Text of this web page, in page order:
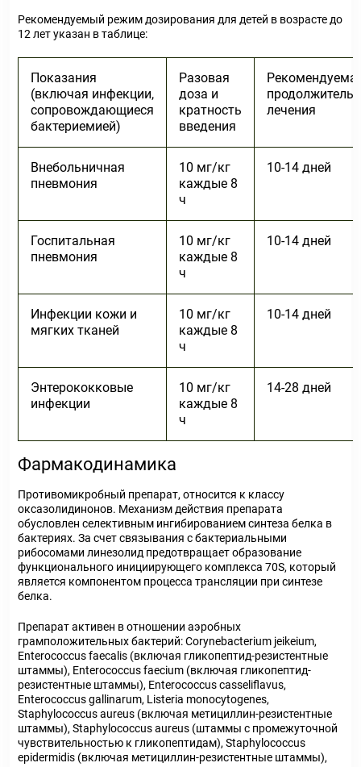
Рекомендуемый режим дозирования для детей в возрасте до
12 лет указан в таблице:
Показания
(включая инфекции,
сопровождающиеся
бактериемией)
Разовая
доза и
кратность
введения
лечения
Внебольничная
пневмония
10 мг/кг
каждые 8
ч
10-14 дней
Госпитальная
пневмония
10 мг/кг
каждые 8
ч
10-14 дней
Инфекции кожи и
мягких тканей
10 мг/кг
каждые 8
ч
10-14 дней
Энтерококковые
инфекции
10 мг/кг
каждые 8
ч
14-28 дней
Фармакодинамика
Противомикробный препарат, относится к классу
оксазолидинонов. Механизм действия препарата
обусловлен селективным ингибированием синтеза белка в
бактериях. За счет связывания с бактериальными
рибосомами линезолид предотвращает образование
функционального инициирующего комплекса 70S, который
является компонентом процесса трансляции при синтезе
белка.
Препарат активен в отношении аэробных
грамположительных бактерий: Corynebacterium jeikeium,
Enterococcus faecalis (включая гликопептид-резистентные
штаммы), Enterococcus faecium (включая гликопептид-
резистентные штаммы), Enterococcus casseliflavus,
Enterococcus gallinarum, Listeria monocytogenes,
Staphylococcus aureus (включая метициллин-резистентные
штаммы), Staphylococcus aureus (штаммы с промежуточной
чувствительностью к гликопептидам), Staphylococcus
epidermidis (включая метициллин-резистентные штаммы),